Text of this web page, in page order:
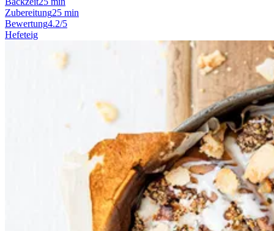
Zubereitung25 min
Bewertung4.2/5
Hefeteig